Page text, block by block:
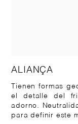
ALIANÇA
Tienen formas
el detalle del
adorno.
para definir este